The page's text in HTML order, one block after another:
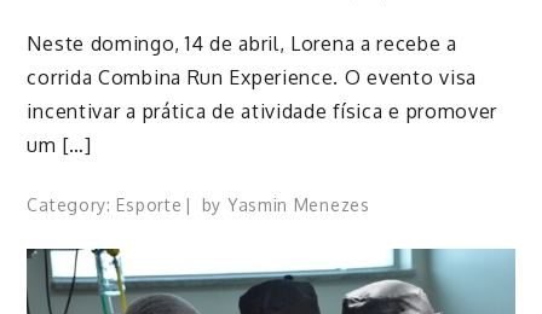
Neste domingo, 14 de abril, Lorena a recebe a
corrida Combina Run Experience. O evento visa
incentivar a prática de atividade física e promover
um […]
Category: Esporte by Yasmin Menezes